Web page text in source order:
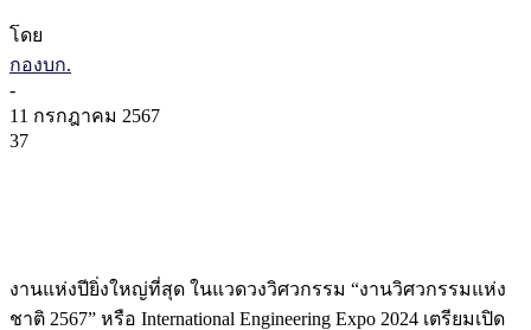
โดย
กองบก.
-
11 กรกฎาคม 2567
37
งานแห่งปียิ่งใหญ่ที่สุด ในแวดวงวิศวกรรม “งานวิศวกรรมแห่ง
ชาติ 2567” หรือ International Engineering Expo 2024 เตรียมเปิด